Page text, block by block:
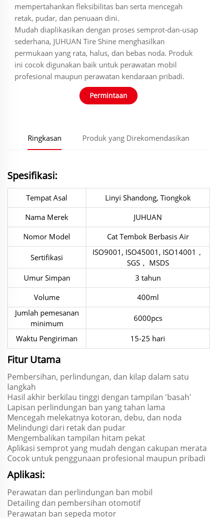
mempertahankan fleksibilitas ban serta mencegah
retak, pudar, dan penuaan dini.
Mudah diaplikasikan dengan proses semprot-dan-usap
sederhana, JUHUAN Tire Shine menghasilkan
permukaan yang rata, halus, dan bebas noda. Produk
ini cocok digunakan baik untuk perawatan mobil
profesional maupun perawatan kendaraan pribadi.
Permintaan
Ringkasan Produk yang Direkomendasikan
Spesifikasi:
Tempat Asal
Linyi Shandong, Tiongkok
Nama Merek
JUHUAN
Nomor Model
Cat Tembok Berbasis Air
Sertifikasi
ISO9001, ISO45001, ISO14001，
SGS， MSDS
Umur Simpan
3 tahun
Volume
400ml
Jumlah pemesanan
minimum
6000pcs
Waktu Pengiriman 15-25 hari
Fitur Utama
Pembersihan, perlindungan, dan kilap dalam satu
langkah
Hasil akhir berkilau tinggi dengan tampilan 'basah'
Lapisan perlindungan ban yang tahan lama
Mencegah melekatnya kotoran, debu, dan noda
Melindungi dari retak dan pudar
Mengembalikan tampilan hitam pekat
Aplikasi semprot yang mudah dengan cakupan merata
Cocok untuk penggunaan profesional maupun pribadi
Aplikasi:
Perawatan dan perlindungan ban mobil
Detailing dan pembersihan otomotif
Perawatan ban sepeda motor